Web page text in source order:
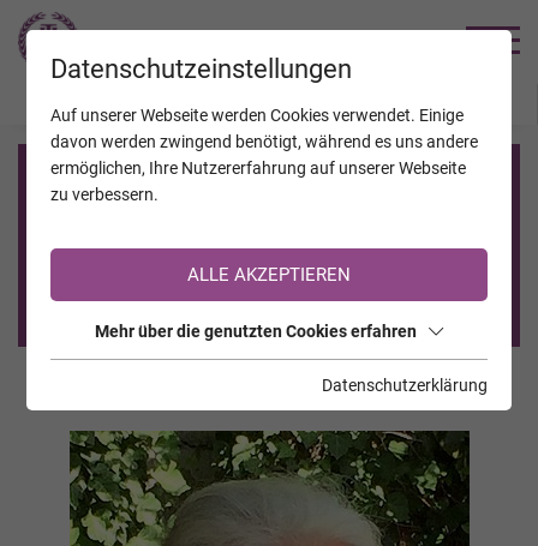
Registrierung auf TrauerHilfe.it
Sie sind noch nicht auf TrauerHilfe.it registriert?
>> zur kostenlosen Registrierung <<
Datenschutzeinstellungen
Auf unserer Webseite werden Cookies verwendet. Einige
davon werden zwingend benötigt, während es uns andere
ermöglichen, Ihre Nutzererfahrung auf unserer Webseite
zu verbessern.
ALLE AKZEPTIEREN
Mehr über die genutzten Cookies erfahren
Datenschutzerklärung
JAHRESTAGE KALENDER VERSTORBENE